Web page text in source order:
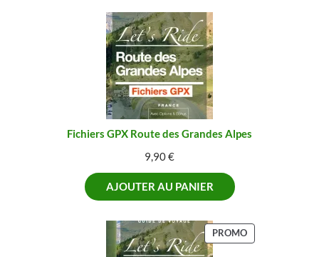
Fichiers GPX Route des Grandes Alpes
9,90€
AJOUTER AU PANIER
PROMOPRODUIT
EN